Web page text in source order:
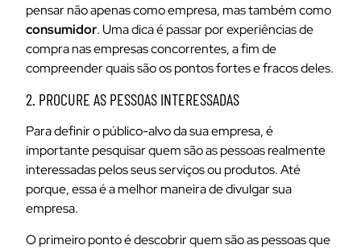
pensar não apenas como empresa, mas também como
consumidor. Uma dica é passar por experiências de
compra nas empresas concorrentes, a fim de
compreender quais são os pontos fortes e fracos deles.
2. PROCURE AS PESSOAS INTERESSADAS
Para definir o público-alvo da sua empresa, é
importante pesquisar quem são as pessoas realmente
interessadas pelos seus serviços ou produtos. Até
porque, essa é a melhor maneira de divulgar sua
empresa.
O primeiro ponto é descobrir quem são as pessoas que